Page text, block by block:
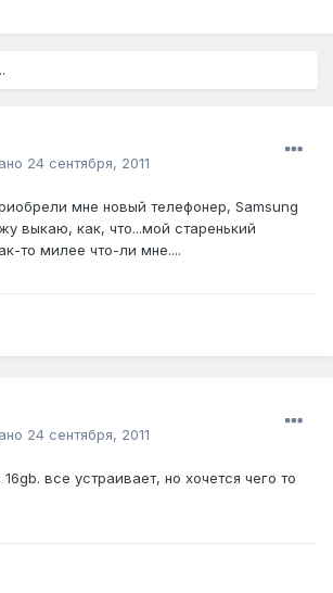
24 сентября, 2011
мне новый телефонер, Samsung
выкаю, как, что...мой старенький
то милее что-ли мне....
24 сентября, 2011
все устраивает, но хочется чего то